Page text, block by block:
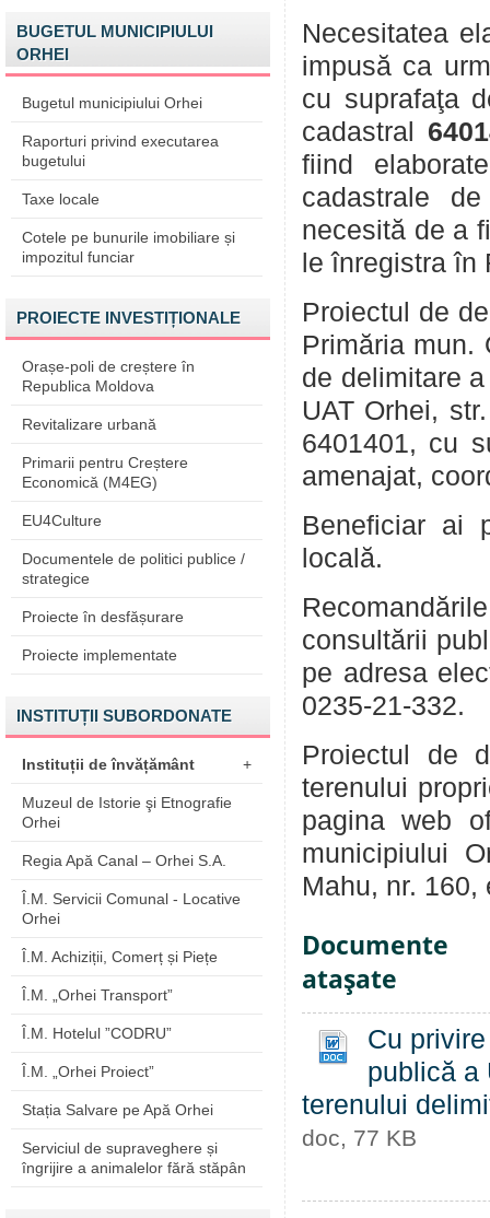
BUGETUL MUNICIPIULUI
ORHEI
Bugetul municipiului Orhei
Raporturi privind executarea
bugetului
Taxe locale
Cotele pe bunurile imobiliare și
impozitul funciar
PROIECTE INVESTIȚIONALE
Orașe-poli de creștere în
Republica Moldova
Revitalizare urbană
Primarii pentru Creștere
Economică (M4EG)
EU4Culture
Documentele de politici publice /
strategice
Proiecte în desfășurare
Proiecte implementate
INSTITUȚII SUBORDONATE
Instituții de învățământ +
Muzeul de Istorie şi Etnografie
Orhei
Regia Apă Canal – Orhei S.A.
Î.M. Servicii Comunal - Locative
Orhei
Î.M. Achiziții, Comerț și Piețe
Î.M. „Orhei Transport”
Î.M. Hotelul ”CODRU”
Î.M. „Orhei Proiect”
Stația Salvare pe Apă Orhei
Serviciul de supraveghere și
îngrijire a animalelor fără stăpân
Necesitatea
impusă ca
cu suprafaţa
cadastral
fiind
cadastrale
necesită de a
le înregistra în
Proiectul de
Primăria mun.
de delimitare
UAT Orhei,
6401401, cu
amenajat,
Beneficiar ai
locală.
consultării
pe adresa
0235-21-332.
Proiectul de
terenului
pagina web
municipiului
Mahu, nr. 160,
Documente
ataşate
Cu
publică a
terenului
doc, 77 KB